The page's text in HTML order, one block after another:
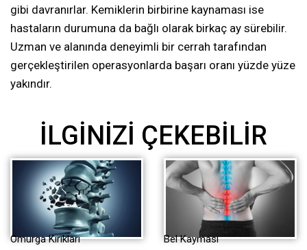
gibi davranırlar. Kemiklerin birbirine kaynaması ise
hastaların durumuna da bağlı olarak birkaç ay sürebilir.
Uzman ve alanında deneyimli bir cerrah tarafından
gerçekleştirilen operasyonlarda başarı oranı yüzde yüze
yakındır.
İLGINIZI ÇEKEBILIR
Omurga Kırıkları Bel Kayması